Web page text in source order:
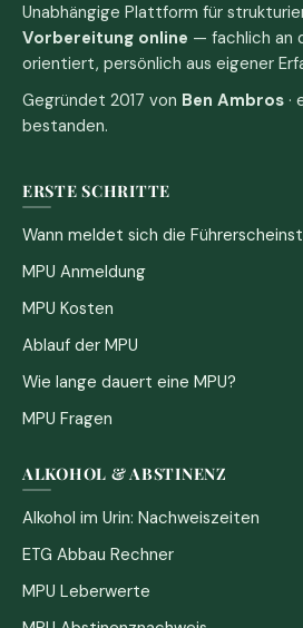
Unabhängige Plattform für
Vorbereitung online — fachlich an
orientiert, persönlich aus eigener
Gegründet 2017 von Ben Ambros ·
bestanden.
ERSTE SCHRITTE
Wann meldet sich die
MPU Anmeldung
MPU Kosten
Ablauf der MPU
Wie lange dauert eine MPU?
MPU Fragen
ALKOHOL & ABSTINENZ
Alkohol im Urin: Nachweiszeiten
ETG Abbau Rechner
MPU Leberwerte